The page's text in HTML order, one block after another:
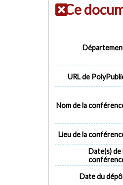
Ce
URL de
Nom de la
Lieu de la
Date(s) de
Date du